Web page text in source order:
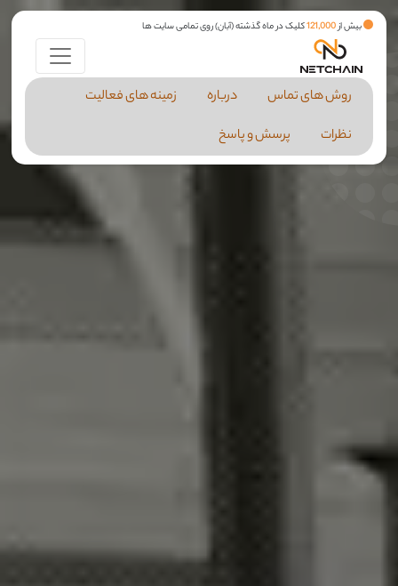
بیش از121,000کلیک در ماه گذشته (آبان) روی تمامی سایت ها
روش های تماس درباره
زمینه های فعالیت
نظرات
پرسش و پاسخ